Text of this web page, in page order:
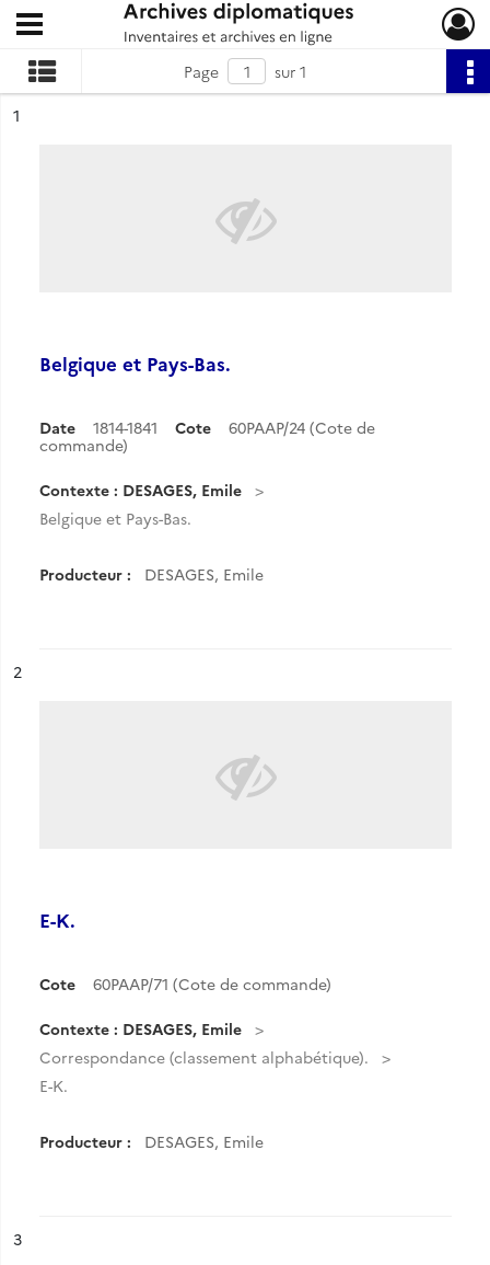
Archives diplomatiques
Ouvrir le menu déroulant
Page
sur 1
n°
1
Belgique et Pays-Bas.
Date 1814-1841 Cote
60PAAP/24 (Cote de
commande)
Contexte : DESAGES, Emile
Belgique et Pays-Bas.
Producteur : DESAGES, Emile
n°
2
E-K.
Cote 60PAAP/71 (Cote de commande)
Contexte : DESAGES, Emile
Correspondance (classement alphabétique).
E-K.
Producteur : DESAGES, Emile
n°
3